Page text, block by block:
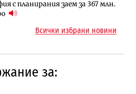
с планирания заем за 367 млн.
кандидата с интерес към
управление“ общинската
програма
Всички избрани новини
за: